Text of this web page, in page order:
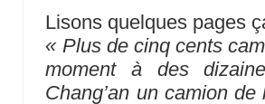
Lisons quelques pages
« Plus de cinq cents
moment à des
Chang’an un camion de